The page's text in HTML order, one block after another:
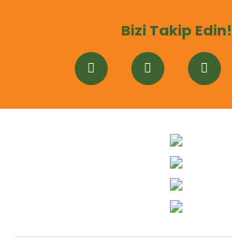
Bizi Takip Edin!